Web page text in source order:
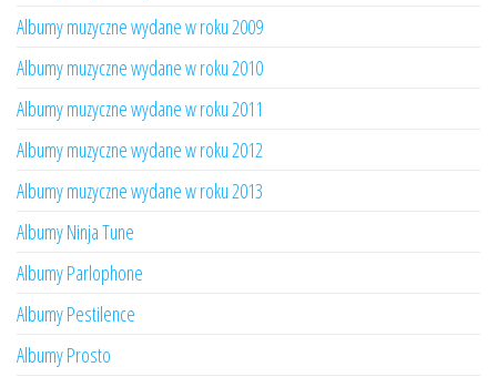
Albumy muzyczne wydane w roku 2009
Albumy muzyczne wydane w roku 2010
Albumy muzyczne wydane w roku 2011
Albumy muzyczne wydane w roku 2012
Albumy muzyczne wydane w roku 2013
Albumy Ninja Tune
Albumy Parlophone
Albumy Pestilence
Albumy Prosto